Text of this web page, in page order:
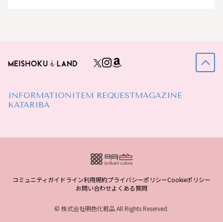
INFORMATION ITEM REQUESTMAGAZINE
KATARIBA
コミュニティガイドライン利用規約プライバシーポリシーCookieポリシー
お問い合わせよくある質問
© 株式会社明色化粧品 All Rights Reserved.